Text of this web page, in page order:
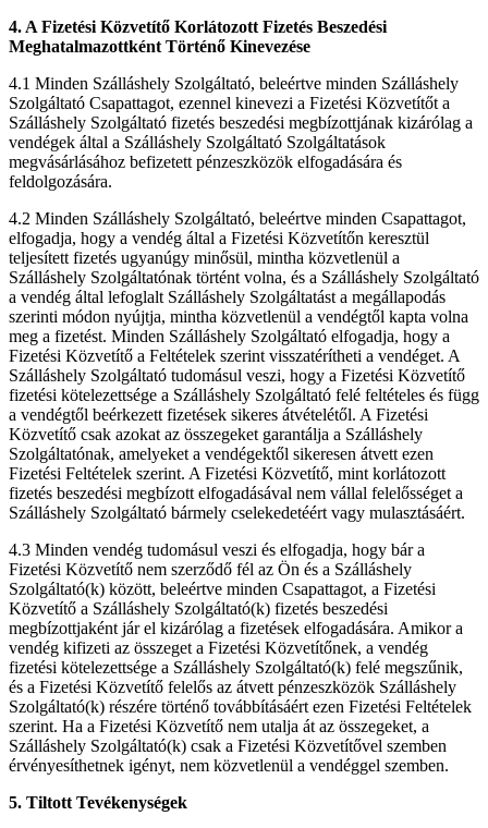
4. A Fizetési Közvetítő Korlátozott Fizetés Beszedési
Meghatalmazottként Történő Kinevezése
4.1 Minden Szálláshely Szolgáltató, beleértve minden Szálláshely
Szolgáltató Csapattagot, ezennel kinevezi a Fizetési Közvetítőt a
Szálláshely Szolgáltató fizetés beszedési megbízottjának kizárólag a
vendégek által a Szálláshely Szolgáltató Szolgáltatások
megvásárlásához befizetett pénzeszközök elfogadására és
feldolgozására.
4.2 Minden Szálláshely Szolgáltató, beleértve minden Csapattagot,
elfogadja, hogy a vendég által a Fizetési Közvetítőn keresztül
teljesített fizetés ugyanúgy minősül, mintha közvetlenül a
Szálláshely Szolgáltatónak történt volna, és a Szálláshely Szolgáltató
a vendég által lefoglalt Szálláshely Szolgáltatást a megállapodás
szerinti módon nyújtja, mintha közvetlenül a vendégtől kapta volna
meg a fizetést. Minden Szálláshely Szolgáltató elfogadja, hogy a
Fizetési Közvetítő a Feltételek szerint visszatérítheti a vendéget. A
Szálláshely Szolgáltató tudomásul veszi, hogy a Fizetési Közvetítő
fizetési kötelezettsége a Szálláshely Szolgáltató felé feltételes és függ
a vendégtől beérkezett fizetések sikeres átvételétől. A Fizetési
Közvetítő csak azokat az összegeket garantálja a Szálláshely
Szolgáltatónak, amelyeket a vendégektől sikeresen átvett ezen
Fizetési Feltételek szerint. A Fizetési Közvetítő, mint korlátozott
fizetés beszedési megbízott elfogadásával nem vállal felelősséget a
Szálláshely Szolgáltató bármely cselekedetéért vagy mulasztásáért.
4.3 Minden vendég tudomásul veszi és elfogadja, hogy bár a
Fizetési Közvetítő nem szerződő fél az Ön és a Szálláshely
Szolgáltató(k) között, beleértve minden Csapattagot, a Fizetési
Közvetítő a Szálláshely Szolgáltató(k) fizetés beszedési
megbízottjaként jár el kizárólag a fizetések elfogadására. Amikor a
vendég kifizeti az összeget a Fizetési Közvetítőnek, a vendég
fizetési kötelezettsége a Szálláshely Szolgáltató(k) felé megszűnik,
és a Fizetési Közvetítő felelős az átvett pénzeszközök Szálláshely
Szolgáltató(k) részére történő továbbításáért ezen Fizetési Feltételek
szerint. Ha a Fizetési Közvetítő nem utalja át az összegeket, a
Szálláshely Szolgáltató(k) csak a Fizetési Közvetítővel szemben
érvényesíthetnek igényt, nem közvetlenül a vendéggel szemben.
5. Tiltott Tevékenységek